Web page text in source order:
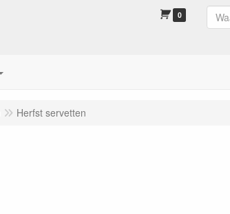
0
Herfst servetten